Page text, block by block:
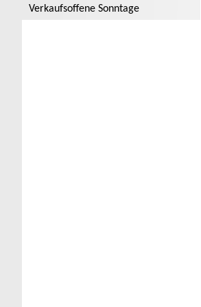
Verkaufsoffene Sonntage